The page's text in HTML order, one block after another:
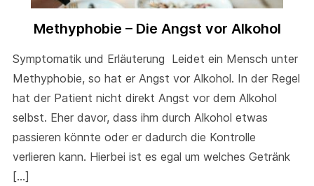
Methyphobie – Die Angst vor Alkohol
Symptomatik und Erläuterung Leidet ein Mensch unter
Methyphobie, so hat er Angst vor Alkohol. In der Regel
hat der Patient nicht direkt Angst vor dem Alkohol
selbst. Eher davor, dass ihm durch Alkohol etwas
passieren könnte oder er dadurch die Kontrolle
verlieren kann. Hierbei ist es egal um welches Getränk
[…]